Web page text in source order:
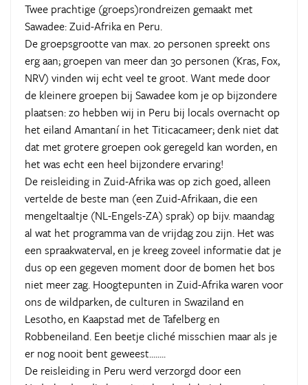
Twee prachtige (groeps)rondreizen gemaakt met
Sawadee: Zuid-Afrika en Peru.
De groepsgrootte van max. 20 personen spreekt ons
erg aan; groepen van meer dan 30 personen (Kras, Fox,
NRV) vinden wij echt veel te groot. Want mede door
de kleinere groepen bij Sawadee kom je op bijzondere
plaatsen: zo hebben wij in Peru bij locals overnacht op
het eiland Amantaní in het Titicacameer; denk niet dat
dat met grotere groepen ook geregeld kan worden, en
het was echt een heel bijzondere ervaring!
De reisleiding in Zuid-Afrika was op zich goed, alleen
vertelde de beste man (een Zuid-Afrikaan, die een
mengeltaaltje (NL-Engels-ZA) sprak) op bijv. maandag
al wat het programma van de vrijdag zou zijn. Het was
een spraakwaterval, en je kreeg zoveel informatie dat je
dus op een gegeven moment door de bomen het bos
niet meer zag. Hoogtepunten in Zuid-Afrika waren voor
ons de wildparken, de culturen in Swaziland en
Lesotho, en Kaapstad met de Tafelberg en
Robbeneiland. Een beetje cliché misschien maar als je
er nog nooit bent geweest........
De reisleiding in Peru werd verzorgd door een